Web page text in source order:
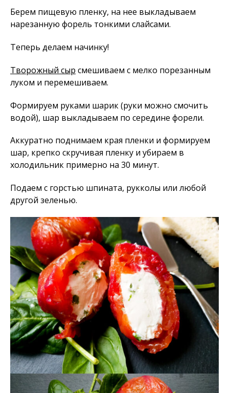
Берем пищевую пленку, на нее выкладываем
нарезанную форель тонкими слайсами.
Теперь делаем начинку!
Творожный сыр смешиваем с мелко порезанным
луком и перемешиваем.
Формируем руками шарик (руки можно смочить
водой), шар выкладываем по середине форели.
Аккуратно поднимаем края пленки и формируем
шар, крепко скручивая пленку и убираем в
холодильник примерно на 30 минут.
Подаем с горстью шпината, рукколы или любой
другой зеленью.